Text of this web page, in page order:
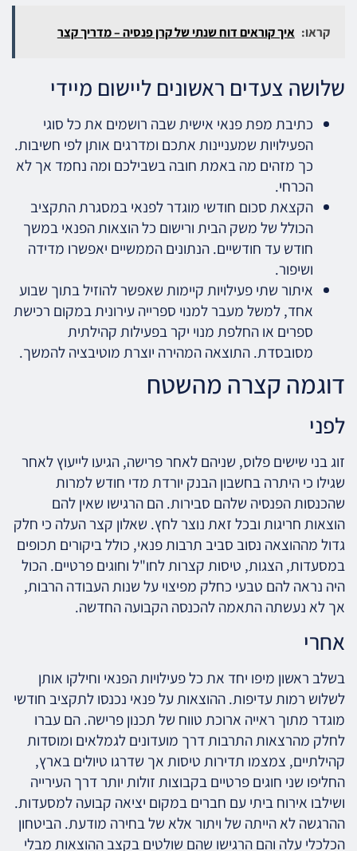
קראו: איך קוראים דוח שנתי של קרן פנסיה – מדריך קצר
שלושה צעדים ראשונים ליישום מיידי
כתיבת מפת פנאי אישית שבה רושמים את כל סוגי
הפעילויות שמעניינות אתכם ומדרגים אותן לפי חשיבות.
כך מזהים מה באמת חובה בשבילכם ומה נחמד אך לא
הכרחי.
הקצאת סכום חודשי מוגדר לפנאי במסגרת התקציב
הכולל של משק הבית ורישום כל הוצאות הפנאי במשך
חודש עד חודשיים. הנתונים הממשיים יאפשרו מדידה
ושיפור.
איתור שתי פעילויות קיימות שאפשר להוזיל בתוך שבוע
אחד, למשל מעבר למנוי ספרייה עירונית במקום רכישת
ספרים או החלפת מנוי יקר בפעילות קהילתית
מסובסדת. התוצאה המהירה יוצרת מוטיבציה להמשך.
דוגמה קצרה מהשטח
לפני
זוג בני שישים פלוס, שניהם לאחר פרישה, הגיעו לייעוץ לאחר
שגילו כי היתרה בחשבון הבנק יורדת מדי חודש למרות
שהכנסות הפנסיה שלהם סבירות. הם הרגישו שאין להם
הוצאות חריגות ובכל זאת נוצר לחץ. שאלון קצר העלה כי חלק
גדול מההוצאה נסוב סביב תרבות פנאי, כולל ביקורים תכופים
במסעדות, הצגות, טיסות קצרות לחו"ל וחוגים פרטיים. הכול
היה נראה להם טבעי כחלק מפיצוי על שנות העבודה הרבות,
אך לא נעשתה התאמה להכנסה הקבועה החדשה.
אחרי
בשלב ראשון מיפו יחד את כל פעילויות הפנאי וחילקו אותן
לשלוש רמות עדיפות. ההוצאות על פנאי נכנסו לתקציב חודשי
מוגדר מתוך ראייה ארוכת טווח של תכנון פרישה. הם עברו
לחלק מהרצאות התרבות דרך מועדונים לגמלאים ומוסדות
קהילתיים, צמצמו תדירות טיסות אך שדרגו טיולים בארץ,
החליפו שני חוגים פרטיים בקבוצות זולות יותר דרך העירייה
ושילבו אירוח ביתי עם חברים במקום יציאה קבועה למסעדות.
ההרגשה לא הייתה של ויתור אלא של בחירה מודעת. הביטחון
הכלכלי עלה והם הרגישו שהם שולטים בקצב ההוצאות מבלי